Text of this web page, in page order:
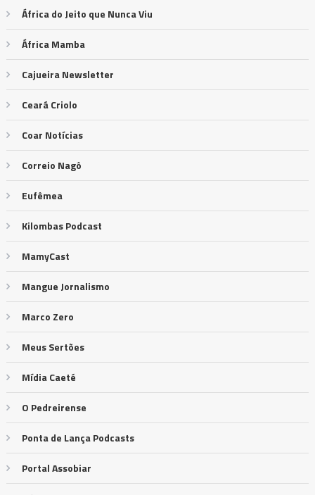
África do Jeito que Nunca Viu
África Mamba
Cajueira Newsletter
Ceará Criolo
Coar Notícias
Correio Nagô
Eufêmea
Kilombas Podcast
MamyCast
Mangue Jornalismo
Marco Zero
Meus Sertões
Mídia Caeté
O Pedreirense
Ponta de Lança Podcasts
Portal Assobiar